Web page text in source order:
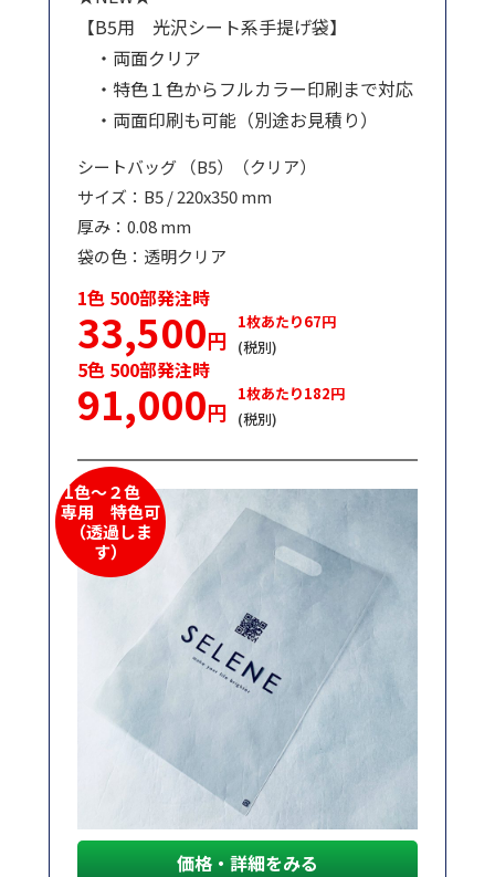
【B5用 光沢シート系手提げ袋】
・両面クリア
・特色１色からフルカラー印刷まで対応
・両面印刷も可能（別途お見積り）
シートバッグ （B5）（クリア）
サイズ：B5 / 220x350 mm
厚み：0.08 mm
袋の色：透明クリア
1色 500部発注時
33,500円
1枚あたり67円
(税別)
5色 500部発注時
91,000円
1枚あたり182円
(税別)
1色～２色
専用 特色可
（透過しま
す）
価格・詳細をみる